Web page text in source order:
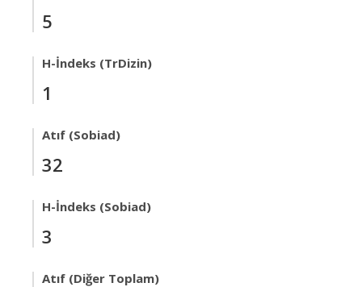
5
H-İndeks (TrDizin)
1
Atıf (Sobiad)
32
H-İndeks (Sobiad)
3
Atıf (Diğer Toplam)